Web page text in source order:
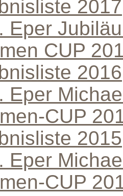
2017
Eper
CUP
2016
Eper
CUP
2015
Eper
CUP